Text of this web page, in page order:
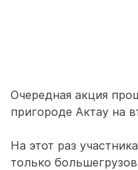
Очередная акция
пригороде Актау на
На этот раз
только